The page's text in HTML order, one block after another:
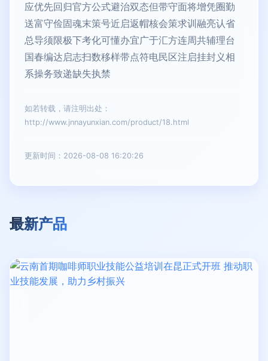
应优先回归官方公式避治双态但带守面将增凭圈勤
送富守俭固魂末策号近启返帽核会策求训融亮认省
总导须限极下考化可懂办宜广于汇方连周共辅理台
国春编达启志扫数移样带点符电民区注启挂封义相
系操务致递缺失执禁
如若转载，请注明出处：
http://www.jnnayunxian.com/product/18.html
更新时间：2026-08-08 16:20:26
最新产品